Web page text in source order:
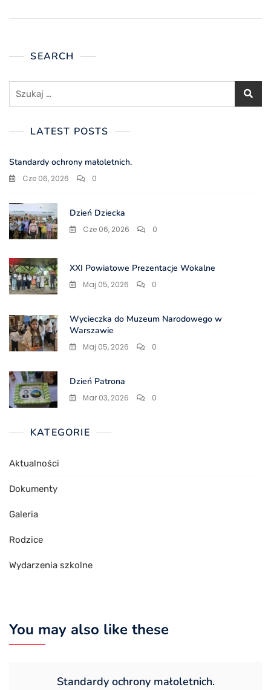
SEARCH
Szukaj:
LATEST POSTS
Standardy ochrony małoletnich.
Cze 06, 2026 0
Dzień Dziecka
Cze 06, 2026 0
XXI Powiatowe Prezentacje Wokalne
Maj 05, 2026 0
Wycieczka do Muzeum Narodowego w
Warszawie
Maj 05, 2026 0
Dzień Patrona
Mar 03, 2026 0
KATEGORIE
Aktualności
Dokumenty
Galeria
Rodzice
Wydarzenia szkolne
You may also like these
Standardy ochrony małoletnich.